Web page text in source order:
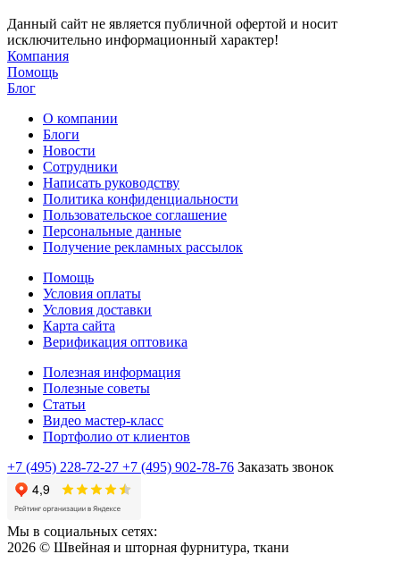
Данный сайт не является публичной офертой и носит
исключительно информационный характер!
Компания
Помощь
Блог
О компании
Блоги
Новости
Сотрудники
Написать руководству
Политика конфиденциальности
Пользовательское соглашение
Персональные данные
Получение рекламных рассылок
Помощь
Условия оплаты
Условия доставки
Карта сайта
Верификация оптовика
Полезная информация
Полезные советы
Статьи
Видео мастер-класс
Портфолио от клиентов
+7 (495) 228-72-27 +7 (495) 902-78-76 Заказать звонок
Мы в социальных сетях:
2026 © Швейная и шторная фурнитура, ткани